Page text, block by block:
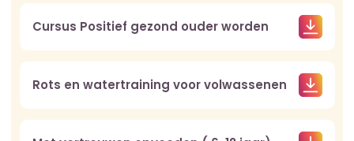
Cursus Positief gezond ouder worden
Rots en watertraining voor volwassenen